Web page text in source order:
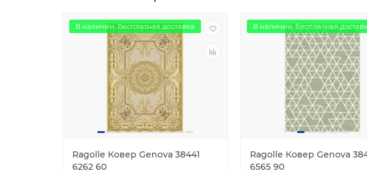
В наличии. Бесплатная доставка
Ragolle Ковер Genova 38441
6262 60
В наличии. Бесплатная
Ragolle Ковер Genova
6565 90